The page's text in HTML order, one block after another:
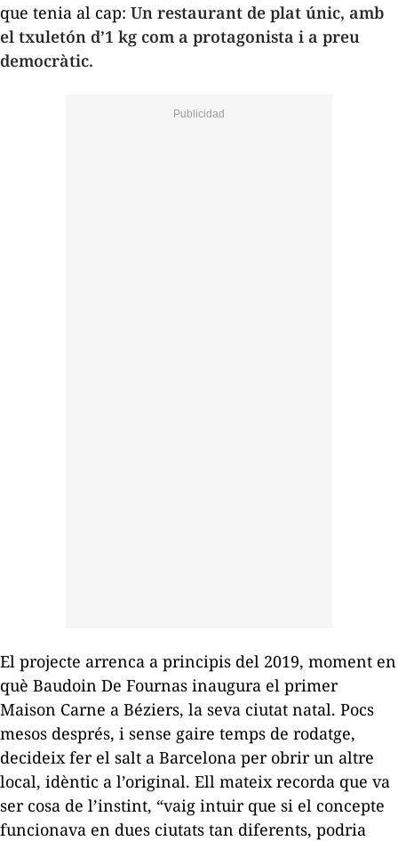
que tenia al cap: Un restaurant de plat únic, amb
el txuletón d’1 kg com a protagonista i a preu
democràtic.
El projecte arrenca a principis del 2019, moment en
què Baudoin De Fournas inaugura el primer
Maison Carne a Béziers, la seva ciutat natal. Pocs
mesos després, i sense gaire temps de rodatge,
decideix fer el salt a Barcelona per obrir un altre
local, idèntic a l’original. Ell mateix recorda que va
ser cosa de l’instint, “vaig intuir que si el concepte
funcionava en dues ciutats tan diferents, podria